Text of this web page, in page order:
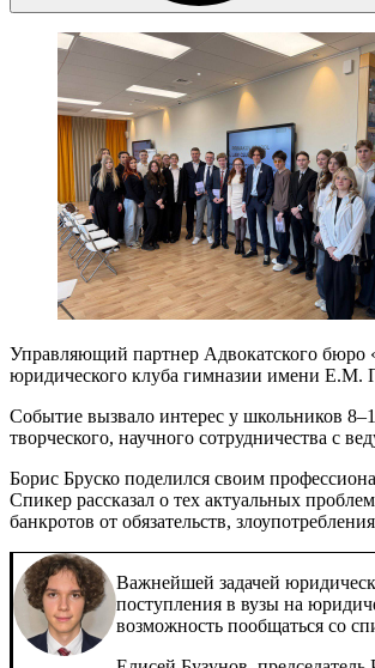
Управляющий партнер Адвокатского бюро
юридического клуба гимназии имени Е.М.
Событие вызвало интерес у школьников
творческого, научного сотрудничества
Борис Бруско поделился своим
Спикер рассказал о тех актуальных
банкротов от обязательств,
Важнейшей задачей
поступления в вузы на
возможность пообщаться со